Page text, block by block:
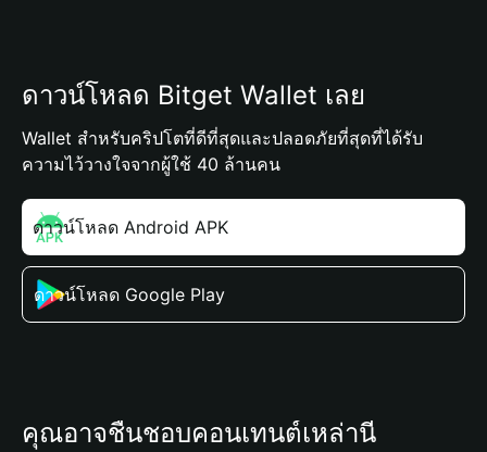
ดาวน์โหลด Bitget Wallet เลย
Wallet สำหรับคริปโตที่ดีที่สุดและปลอดภัยที่สุดที่ได้รับ
ความไว้วางใจจากผู้ใช้ 40 ล้านคน
ดาวน์โหลด Android APK
ดาวน์โหลด Google Play
คุณอาจชื่นชอบคอนเทนต์เหล่านี้